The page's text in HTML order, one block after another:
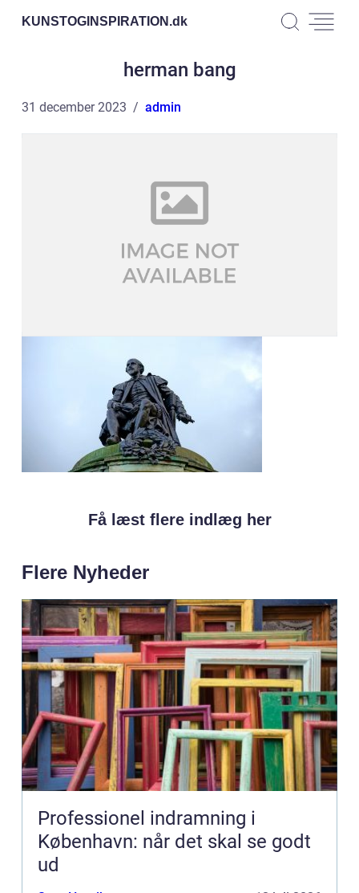
KUNSTOGINSPIRATION.dk
herman bang
31 december 2023 admin
Få læst flere indlæg her
Flere Nyheder
Professionel indramning i
København: når det skal se godt
ud